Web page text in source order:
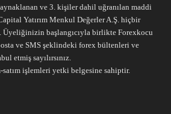
ve 3. kişiler dahil uğranılan maddi
Yatırım Menkul Değerler A.Ş. hiçbir
Üyeliğinizin başlangıcıyla birlikte Forexkocu
ve SMS şeklindeki forex bültenleri ve
etmiş sayılırsınız.
işlemleri yetki belgesine sahiptir.